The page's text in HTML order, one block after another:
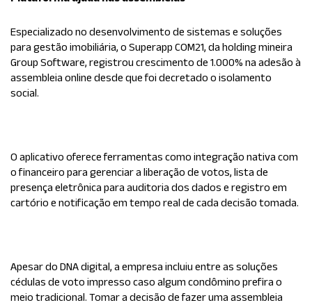
Especializado no desenvolvimento de sistemas e soluções
para gestão imobiliária, o Superapp COM21, da holding mineira
Group Software, registrou crescimento de 1.000% na adesão à
assembleia online desde que foi decretado o isolamento
social.
O aplicativo oferece ferramentas como integração nativa com
o financeiro para gerenciar a liberação de votos, lista de
presença eletrônica para auditoria dos dados e registro em
cartório e notificação em tempo real de cada decisão tomada.
Apesar do DNA digital, a empresa incluiu entre as soluções
cédulas de voto impresso caso algum condômino prefira o
meio tradicional. Tomar a decisão de fazer uma assembleia